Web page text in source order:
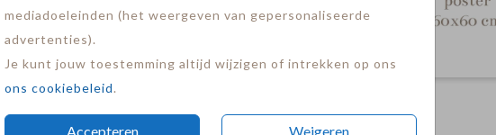
mediadoeleinden (het weergeven van gepersonaliseerde
advertenties).
Je kunt jouw toestemming altijd wijzigen of intrekken op ons
ons cookiebeleid.
Accepteren Weigeren